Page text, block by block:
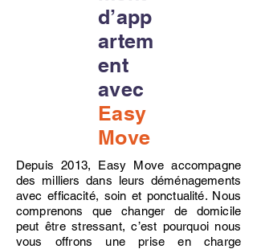
d’app
artem
ent
avec
Easy
Move
Depuis 2013, Easy Move accompagne
des milliers dans leurs déménagements
avec efficacité, soin et ponctualité. Nous
comprenons que changer de domicile
peut être stressant, c’est pourquoi nous
vous offrons une prise en charge